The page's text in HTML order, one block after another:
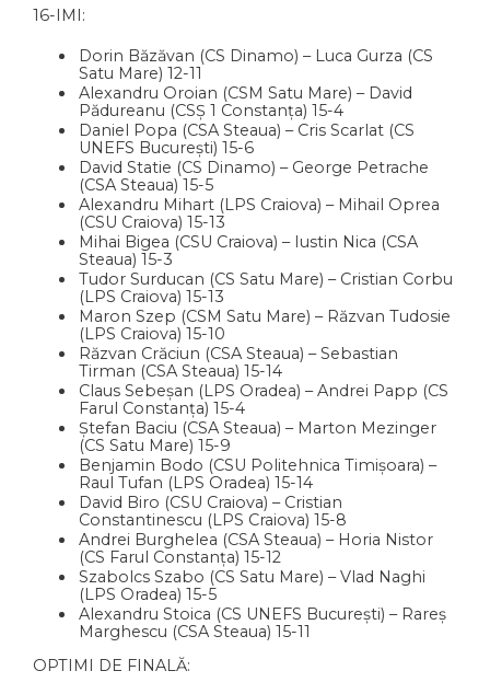
16-IMI:
Dorin Băzăvan (CS Dinamo) – Luca Gurza (CS
Satu Mare) 12-11
Alexandru Oroian (CSM Satu Mare) – David
Pădureanu (CSȘ 1 Constanța) 15-4
Daniel Popa (CSA Steaua) – Cris Scarlat (CS
UNEFS București) 15-6
David Statie (CS Dinamo) – George Petrache
(CSA Steaua) 15-5
Alexandru Mihart (LPS Craiova) – Mihail Oprea
(CSU Craiova) 15-13
Mihai Bigea (CSU Craiova) – Iustin Nica (CSA
Steaua) 15-3
Tudor Surducan (CS Satu Mare) – Cristian Corbu
(LPS Craiova) 15-13
Maron Szep (CSM Satu Mare) – Răzvan Tudosie
(LPS Craiova) 15-10
Răzvan Crăciun (CSA Steaua) – Sebastian
Tirman (CSA Steaua) 15-14
Claus Sebeșan (LPS Oradea) – Andrei Papp (CS
Farul Constanța) 15-4
Ștefan Baciu (CSA Steaua) – Marton Mezinger
(CS Satu Mare) 15-9
Benjamin Bodo (CSU Politehnica Timișoara) –
Raul Tufan (LPS Oradea) 15-14
David Biro (CSU Craiova) – Cristian
Constantinescu (LPS Craiova) 15-8
Andrei Burghelea (CSA Steaua) – Horia Nistor
(CS Farul Constanța) 15-12
Szabolcs Szabo (CS Satu Mare) – Vlad Naghi
(LPS Oradea) 15-5
Alexandru Stoica (CS UNEFS București) – Rareș
Marghescu (CSA Steaua) 15-11
OPTIMI DE FINALĂ: